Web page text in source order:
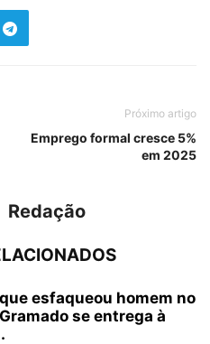
Próximo artigo
Emprego formal cresce 5%
em 2025
Redação
esfaqueou homem no
se entrega à